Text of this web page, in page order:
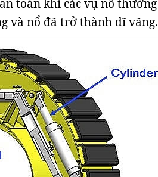
toàn khi các vụ nổ
và nổ đã trở thành dĩ vãng.